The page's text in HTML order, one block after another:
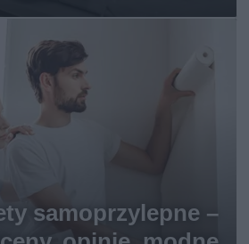
samoprzylepne –